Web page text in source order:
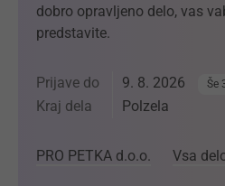
dobro opravljeno delo, vas
predstavite.
Prijave do 9. 8. 2026 Še
Kraj dela Polzela
PRO PETKA d.o.o. Vsa